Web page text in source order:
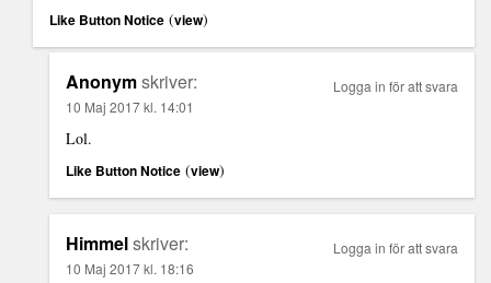
Like Button Notice (view)
Anonymskriver:
10 Maj 2017 kl. 14:01
Lol.
Like Button Notice (view)
Logga in för att svara
Himmelskriver:
10 Maj 2017 kl. 18:16
Logga in för att svara